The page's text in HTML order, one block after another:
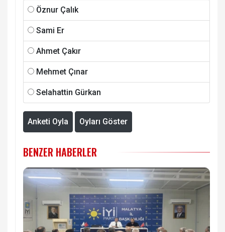
Öznur Çalık
Sami Er
Ahmet Çakır
Mehmet Çınar
Selahattin Gürkan
Anketi Oyla Oyları Göster
BENZER HABERLER